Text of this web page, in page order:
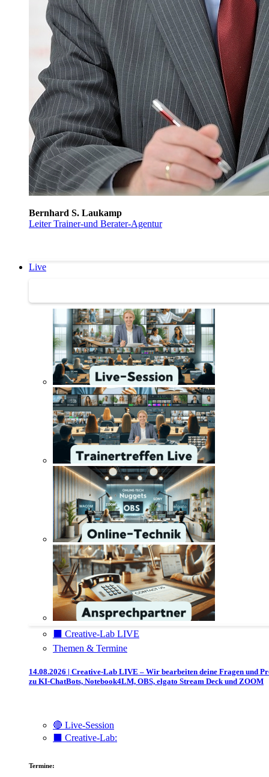
Bernhard S. Laukamp
Leiter Trainer-und Berater-Agentur
Live
⬛️ Creative-Lab LIVE
Themen & Termine
14.08.2026 | Creative-Lab LIVE – Wir bearbeiten deine Fragen und
zu KI-ChatBots, Notebook4LM, OBS, elgato Stream Deck und ZOOM
🔴 Live-Session
⬛️ Creative-Lab:
Termine: